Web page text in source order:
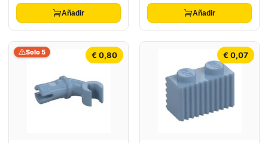
Añadir Añadir
€ 0,80
Solo 5 € 0,07